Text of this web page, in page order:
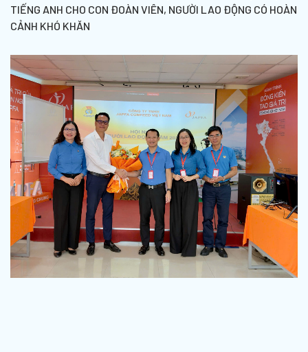
TIẾNG ANH CHO CON ĐOÀN VIÊN, NGƯỜI LAO ĐỘNG CÓ HOÀN
CẢNH KHÓ KHĂN